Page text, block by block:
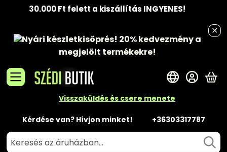
30.000 Ft felett a kiszállítás INGYENES!
Nyári készletkisöprés! 20% kedvezménya
megjelölt termékekre!
Visszaküldés és csere menete
Kérdése van? Hívjon minket! +36303317787
A